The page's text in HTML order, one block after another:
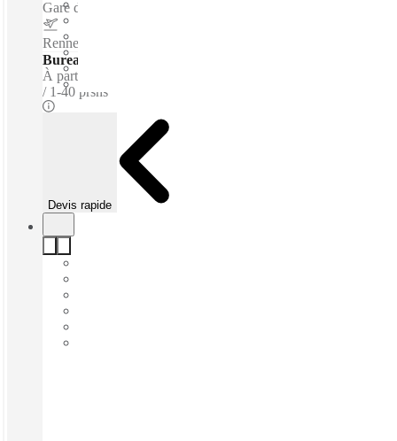
Gare de Rennes
Rennes–Saint-Jacques Airport
Bureaux - Équipés
À partir de
1-40 prsns
Devis rapide